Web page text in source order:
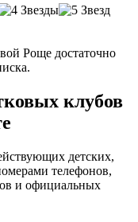
Роще достаточно
клубов
детских,
телефонов,
и официальных